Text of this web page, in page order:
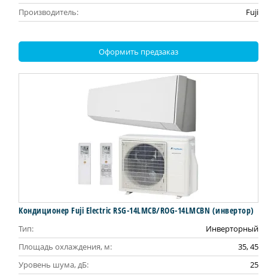
Производитель:
Fuji
Оформить предзаказ
Кондиционер Fuji Electric RSG-14LMCB/ROG-14LMCBN (инвертор)
Тип:
Инверторный
Площадь охлаждения, м:
35, 45
Уровень шума, дБ:
25